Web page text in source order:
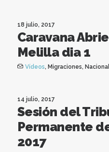
18 julio, 2017
Caravana
Melilla dia 1
Vídeos, Migraciones,
14 julio, 2017
Sesión del
Permanente
2017